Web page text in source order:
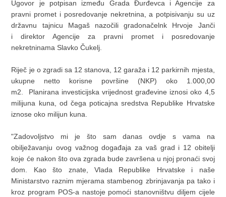
Ugovor je potpisan između Grada Đurđevca i Agencije za
pravni promet i posredovanje nekretnina, a potpisivanju su uz
državnu tajnicu Magaš nazočili gradonačelnk Hrvoje Janči
i direktor Agencije za pravni promet i posredovanje
nekretninama Slavko Čukelj.
Riječ je o zgradi sa 12 stanova, 12 garaža i 12 parkirnih mjesta,
ukupne netto korisne površine (NKP) oko 1.000,00
m2. Planirana investicijska vrijednost građevine iznosi oko 4,5
milijuna kuna, od čega poticajna sredstva Republike Hrvatske
iznose oko milijun kuna.
"Zadovoljstvo mi je što sam danas ovdje s vama na
obilježavanju ovog važnog događaja za vaš grad i 12 obitelji
koje će nakon što ova zgrada bude završena u njoj pronaći svoj
dom. Kao što znate, Vlada Republike Hrvatske i naše
Ministarstvo raznim mjerama stambenog zbrinjavanja pa tako i
kroz program POS-a nastoje pomoći stanovništvu diljem cijele